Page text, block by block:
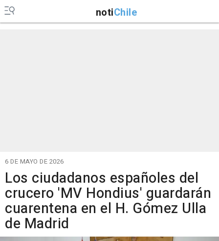
notiChile
6 DE MAYO DE 2026
Los ciudadanos españoles del
crucero 'MV Hondius' guardarán
cuarentena en el H. Gómez Ulla
de Madrid